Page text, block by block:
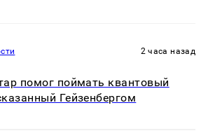
2 часа назад
помог поймать квантовый
Гейзенбергом